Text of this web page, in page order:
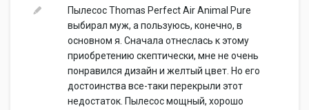
Пылесос Thomas Perfect Air Animal Pure
выбирал муж, а пользуюсь, конечно, в
основном я. Сначала отнеслась к этому
приобретению скептически, мне не очень
понравился дизайн и желтый цвет. Но его
достоинства все-таки перекрыли этот
недостаток. Пылесос мощный, хорошо